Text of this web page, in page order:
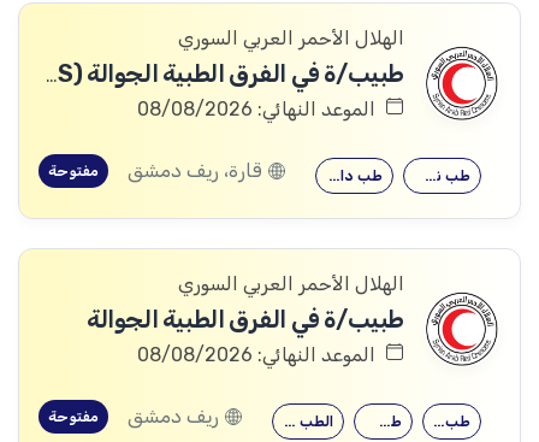
الهلال الأحمر العربي السوري
طبيب/ة في الفرق الطبية الجوالة (701HRS)
الموعد النهائي: 08/08/2026
طب داخلي طب نسائية قارة، ريف دمشق مفتوحة
الهلال الأحمر العربي السوري
طبيب/ة في الفرق الطبية الجوالة
الموعد النهائي: 08/08/2026
الطب البشري… طب داخلي طب نسائية ريف دمشق مفتوحة